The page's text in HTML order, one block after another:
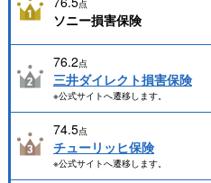
点
ソニー損害保険
76.2点
三井ダイレクト損害保険
※公式サイトへ遷移します。
74.5点
チューリッヒ保険
※公式サイトへ遷移します。